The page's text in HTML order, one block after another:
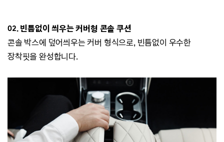
02. 빈틈없이 씌우는 커버형 콘솔 쿠션
콘솔 박스에 덮어씌우는 커버 형식으로, 빈틈없이 우수한
장착핏을 완성합니다.